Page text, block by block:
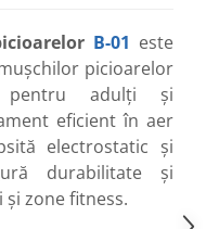
B-01 este
picioarelor
pentru adulți și
eficient în aer
electrostatic și
durabilitate și
zone fitness.